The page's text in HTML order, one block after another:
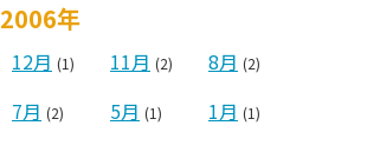
2006年
12月 (1) 11月 (2) 8月 (2)
7月 (2) 5月 (1) 1月 (1)